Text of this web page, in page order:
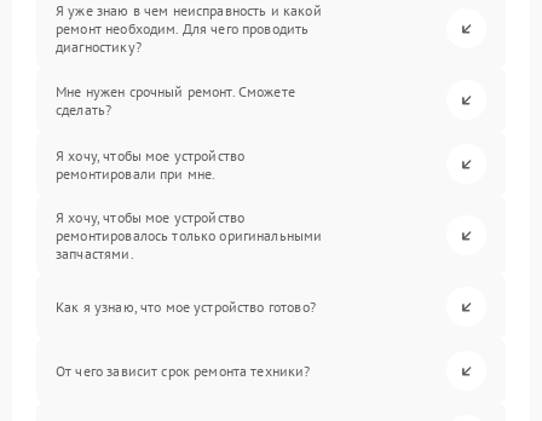
Я уже знаю в чем неисправность и какой
ремонт необходим. Для чего проводить
диагностику?
Мне нужен срочный ремонт. Сможете
сделать?
Я хочу, чтобы мое устройство
ремонтировали при мне.
Я хочу, чтобы мое устройство
ремонтировалось только оригинальными
запчастями.
Как я узнаю, что мое устройство готово?
От чего зависит срок ремонта техники?